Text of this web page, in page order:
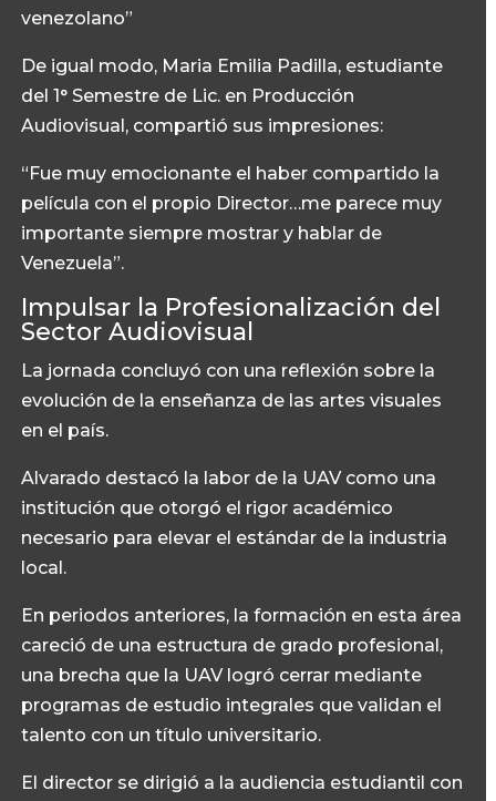
venezolano”
De igual modo, Maria Emilia Padilla, estudiante
del 1° Semestre de Lic. en Producción
Audiovisual, compartió sus impresiones:
“Fue muy emocionante el haber compartido la
película con el propio Director…me parece muy
importante siempre mostrar y hablar de
Venezuela”.
Impulsar la Profesionalización del
Sector Audiovisual
La jornada concluyó con una reflexión sobre la
evolución de la enseñanza de las artes visuales
en el país.
Alvarado destacó la labor de la UAV como una
institución que otorgó el rigor académico
necesario para elevar el estándar de la industria
local.
En periodos anteriores, la formación en esta área
careció de una estructura de grado profesional,
una brecha que la UAV logró cerrar mediante
programas de estudio integrales que validan el
talento con un título universitario.
El director se dirigió a la audiencia estudiantil con